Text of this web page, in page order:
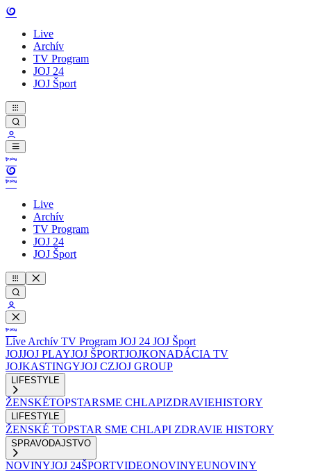
Live
Archív
TV Program
JOJ 24
JOJ Šport
Live
Archív
TV Program
JOJ 24
JOJ Šport
Live Archív TV Program JOJ 24 JOJ Šport
JOJJOJ PLAYJOJ ŠPORTJOJKONADÁCIA TV
JOJKASTINGYJOJ CZJOJ GROUP
LIFESTYLE
ŽENSKÉTOPSTARSME CHLAPIZDRAVIEHISTORY
LIFESTYLE
ŽENSKÉ TOPSTAR SME CHLAPI ZDRAVIE HISTORY
SPRAVODAJSTVO
NOVINYJOJ 24ŠPORTVIDEONOVINYEUNOVINY